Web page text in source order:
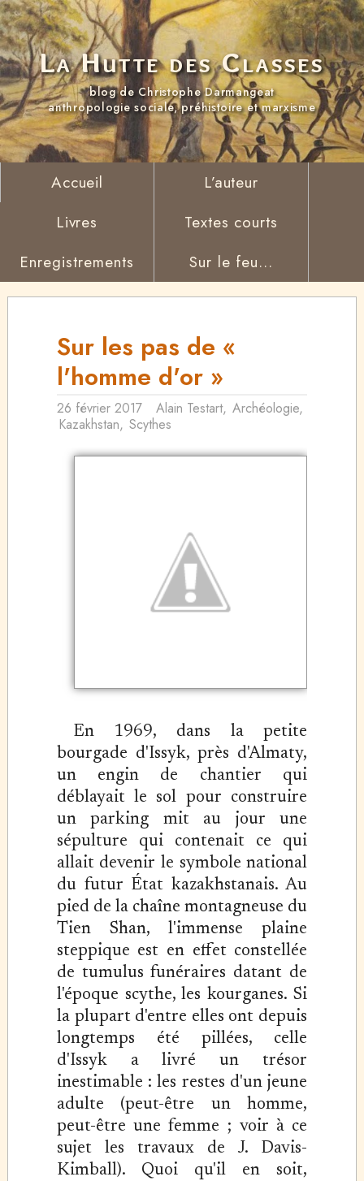
La Hutte des Classes
blog de Christophe Darmangeat
anthropologie sociale, préhistoire et marxisme
Accueil
L’auteur
Livres
Textes courts
Enregistrements
Sur le feu...
Sur les pas de «
l'homme d'or »
26 février 2017 Alain Testart, Archéologie,
Kazakhstan, Scythes
En 1969, dans la petite
bourgade d'Issyk, près d'Almaty,
un engin de chantier qui
déblayait le sol pour construire
un parking mit au jour une
sépulture qui contenait ce qui
allait devenir le symbole national
du futur État kazakhstanais. Au
pied de la chaîne montagneuse du
Tien Shan, l'immense plaine
steppique est en effet constellée
de tumulus funéraires datant de
l'époque scythe, les kourganes. Si
la plupart d'entre elles ont depuis
longtemps été pillées, celle
d'Issyk a livré un trésor
inestimable : les restes d'un jeune
adulte (peut-être un homme,
peut-être une femme ; voir à ce
sujet les travaux de J. Davis-
Kimball). Quoi qu'il en soit,